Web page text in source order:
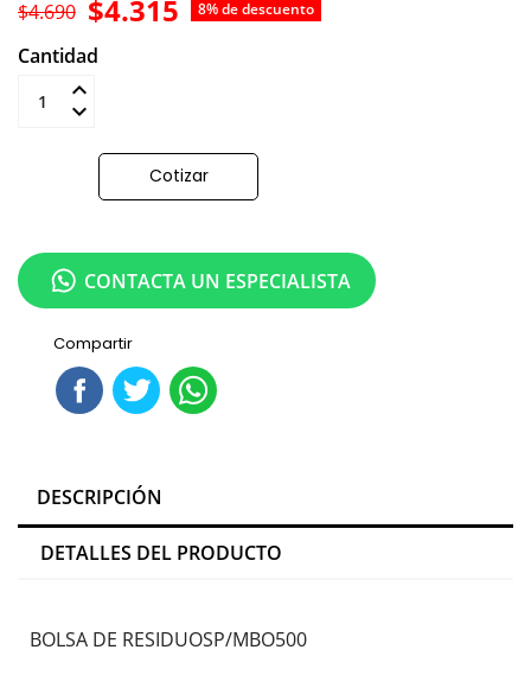
$4.315 8% de descuento
$4.690
Cantidad
Cotizar
Compartir
CONTACTA UN ESPECIALISTA
DESCRIPCIÓN
DETALLES DEL PRODUCTO
BOLSA DE RESIDUOSP/MBO500